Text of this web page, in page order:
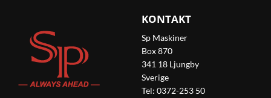
KONTAKT
Sp Maskiner
Box 870
341 18 Ljungby
Sverige
Tel: 0372-253 50